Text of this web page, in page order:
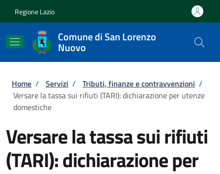
Regione Lazio
Comune di San Lorenzo
Nuovo
Briciole di pane
Home / Servizi / Tributi, finanze e contravvenzioni /
Versare la tassa sui rifiuti (TARI): dichiarazione per utenze
domestiche
Versare la tassa sui rifiuti
(TARI): dichiarazione per